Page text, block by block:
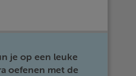
je op een leuke
oefenen met de